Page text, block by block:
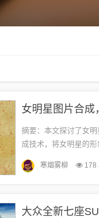
女明星图片合成
摘要：本文探讨了女
成技术，将女明星的
了数字时代的创意和
合...
寒烟雾柳 178
大众全新七座